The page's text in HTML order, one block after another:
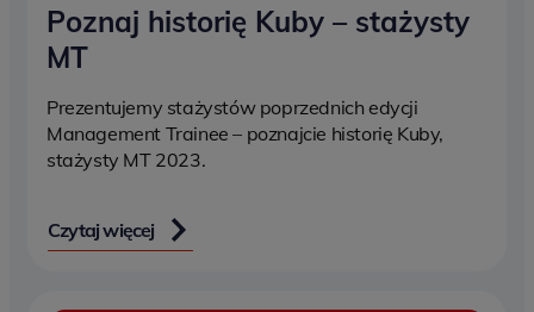
Poznaj historię Kuby – stażysty
MT
Prezentujemy stażystów poprzednich edycji
Management Trainee – poznajcie historię Kuby,
stażysty MT 2023.
Czytaj więcej